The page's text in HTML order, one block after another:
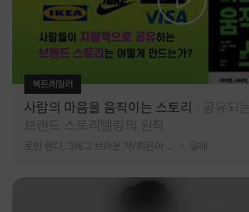
북트레일러
사람의 마음을 움직이는 스토리
공유되
브랜드 스토리텔링의 원칙
알레